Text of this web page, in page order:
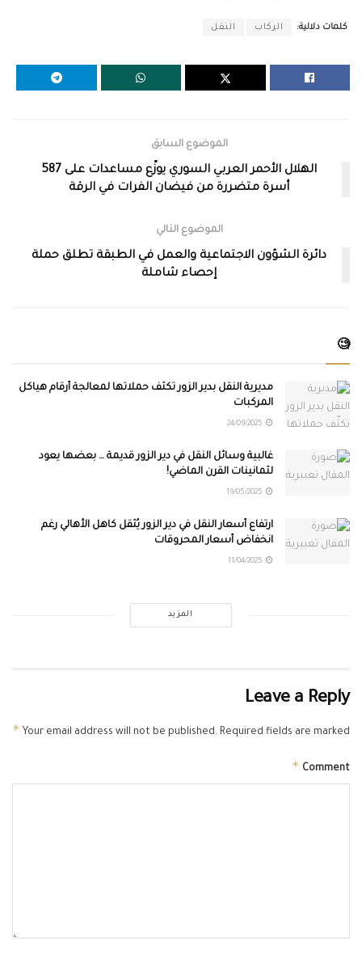
كلمات دلالية: الركاب النقل
الموضوع السابق
الهلال الأحمر العربي السوري يوزّع مساعدات على 587
أسرة متضررة من فيضان الفرات في الرقة
الموضوع التالي
دائرة الشؤون الاجتماعية والعمل في الطبقة تطلق حملة
إحصاء شاملة
🧐
مديرية النقل بدير الزور تكثّف حملاتها لمعالجة أرقام هياكل
المركبات
غالبية وسائل النقل في دير الزور قديمة … بعضها يعود
لثمانينات القرن الماضي!
ارتفاع أسعار النقل في دير الزور يُثقل كاهل الأهالي رغم
انخفاض أسعار المحروقات
المزيد
Leave a Reply
Your email address will not be published. Required fields are marked
*
Comment
*